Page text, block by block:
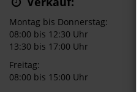
Montag bis Donnerstag:
08:00 bis 12:30 Uhr
13:30 bis 17:00 Uhr
Freitag:
08:00 bis 15:00 Uhr